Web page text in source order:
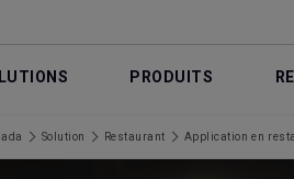
PRODUITS
Solution Restaurant Application en